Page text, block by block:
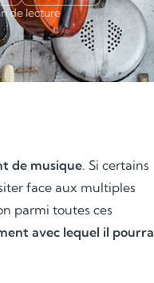
de lecture
de musique. Si certains
face aux multiples
parmi toutes ces
avec lequel il pourra